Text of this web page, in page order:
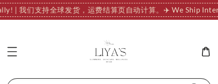
| 我们支持全球发货，运费结算页自动计算。 ✈️ We Ship